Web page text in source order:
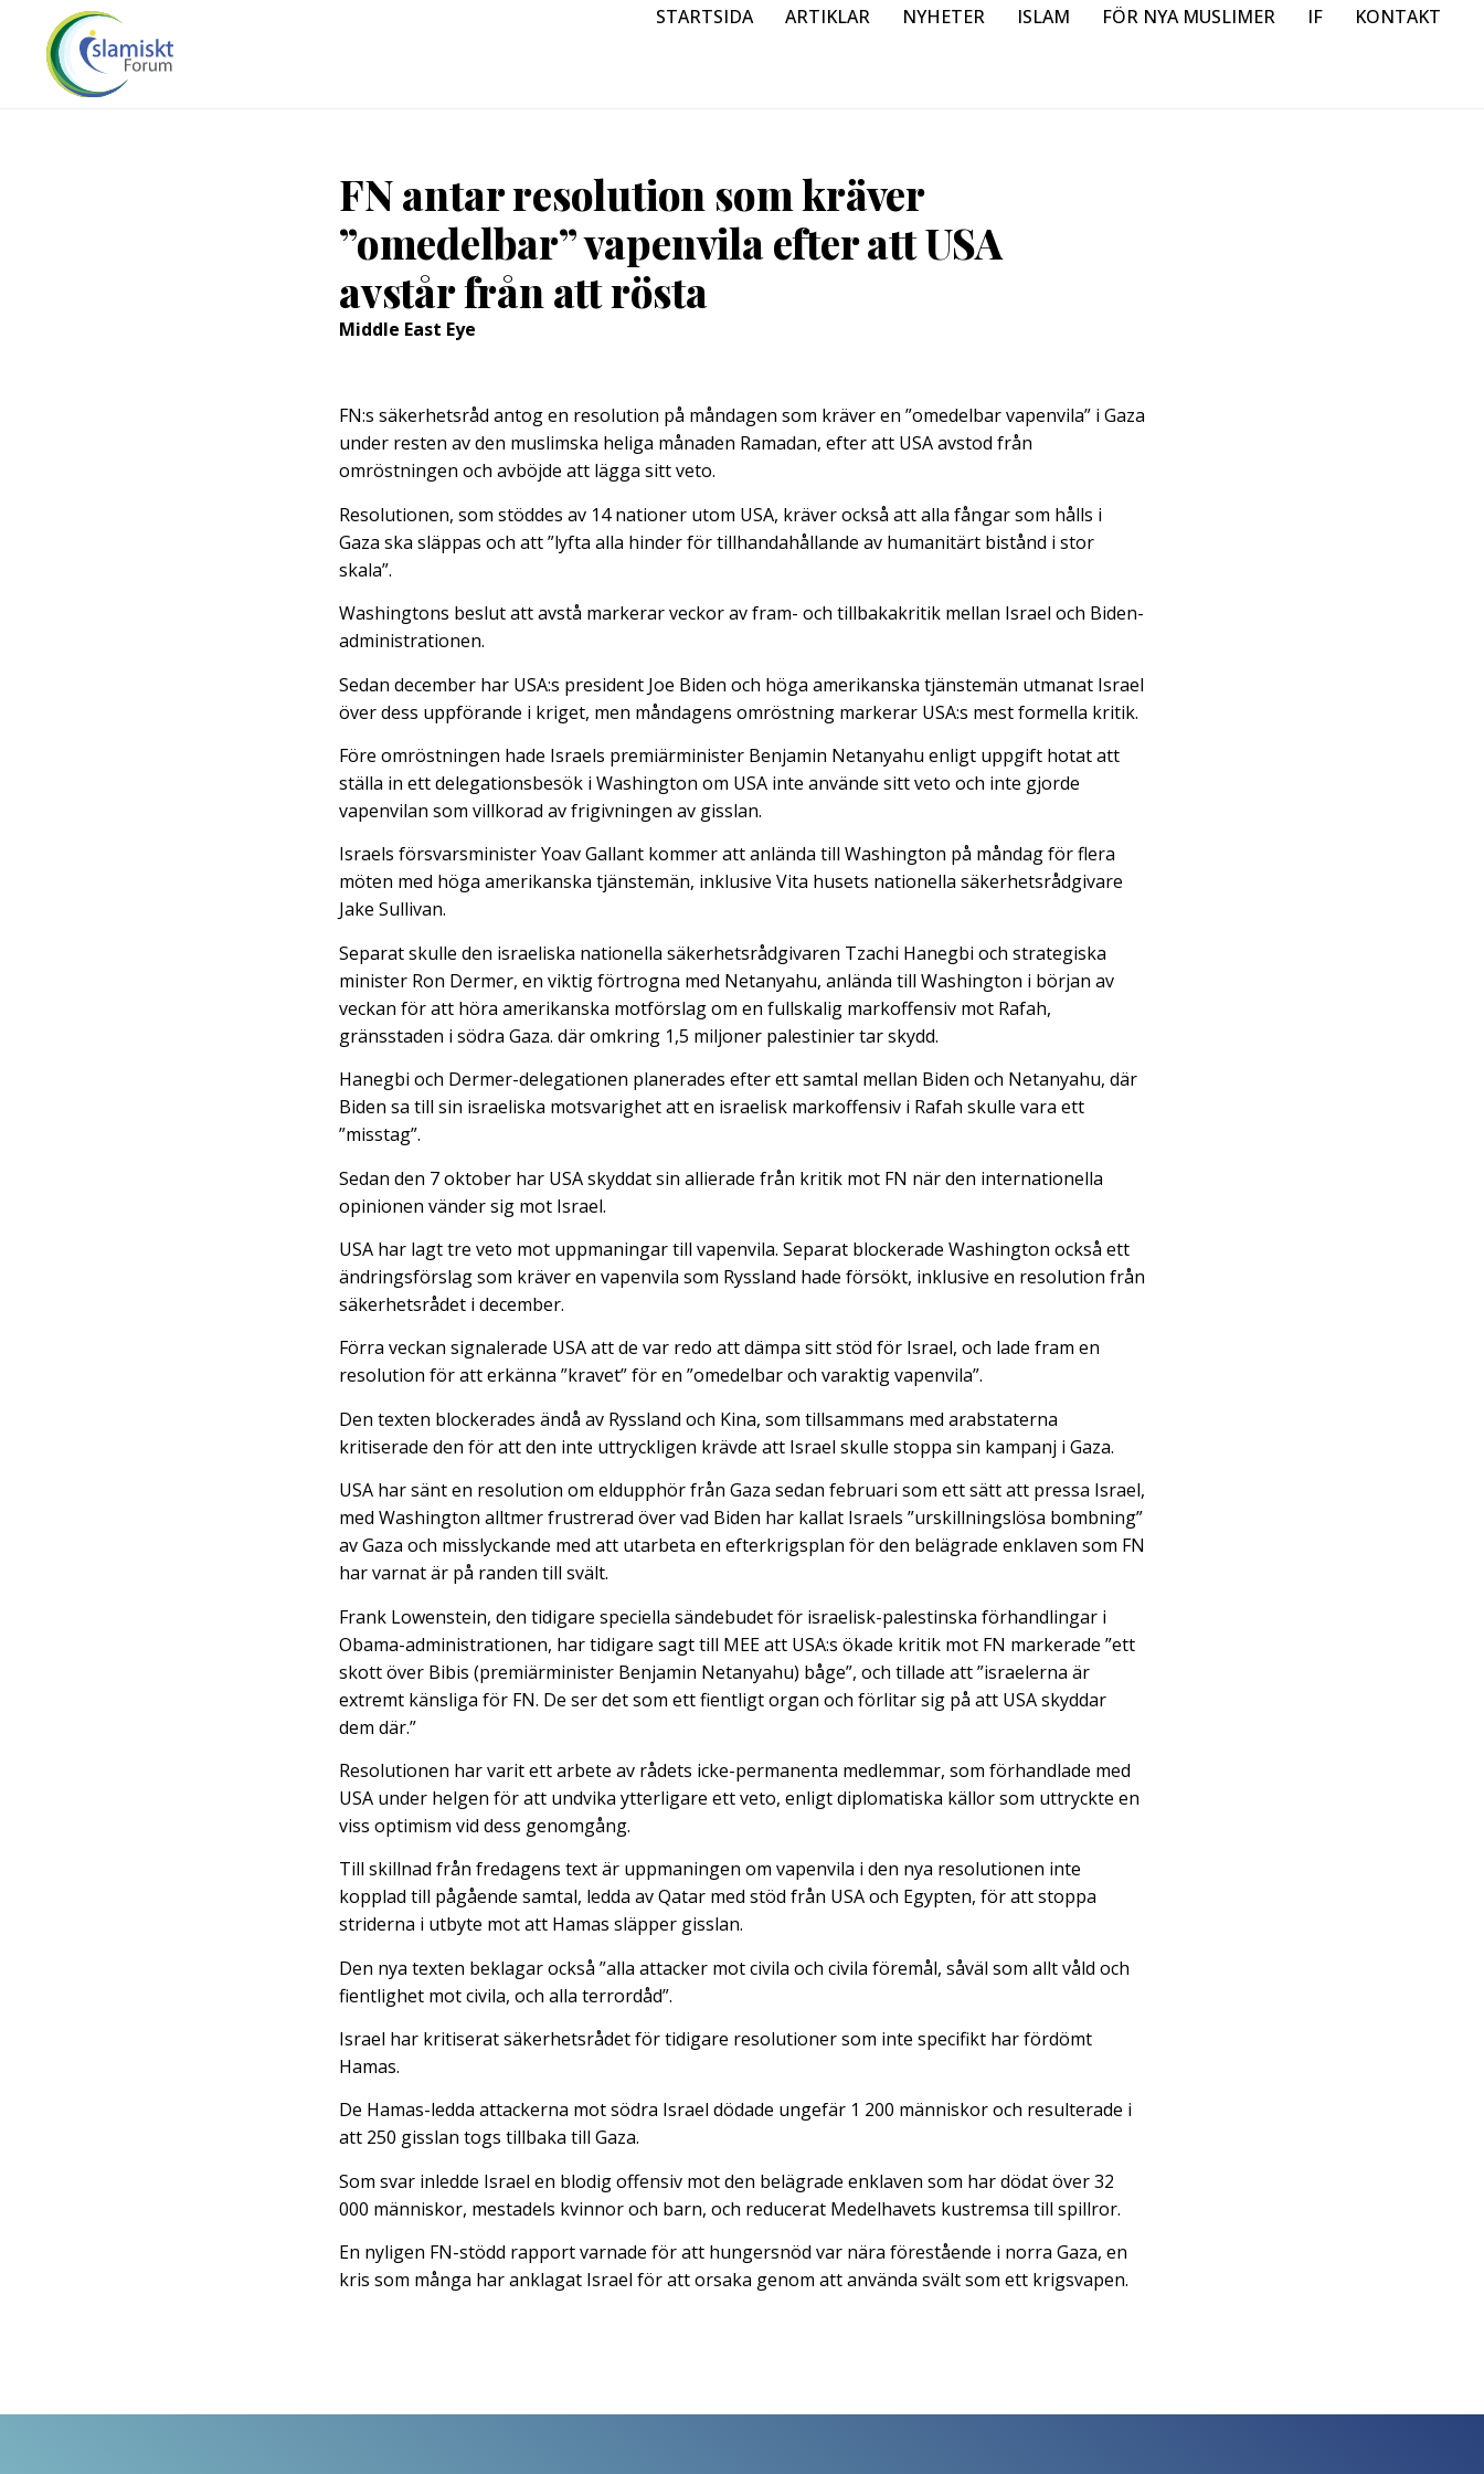
STARTSIDA ARTIKLAR NYHETER ISLAM FÖR NYA MUSLIMER IF KONTAKT
FN antar resolution som kräver
”omedelbar” vapenvila efter att USA
avstår från att rösta
Middle East Eye
FN:s säkerhetsråd antog en resolution på måndagen som kräver en ”omedelbar vapenvila” i Gaza
under resten av den muslimska heliga månaden Ramadan, efter att USA avstod från
omröstningen och avböjde att lägga sitt veto.
Resolutionen, som stöddes av 14 nationer utom USA, kräver också att alla fångar som hålls i
Gaza ska släppas och att ”lyfta alla hinder för tillhandahållande av humanitärt bistånd i stor
skala”.
Washingtons beslut att avstå markerar veckor av fram- och tillbakakritik mellan Israel och Biden-
administrationen.
Sedan december har USA:s president Joe Biden och höga amerikanska tjänstemän utmanat Israel
över dess uppförande i kriget, men måndagens omröstning markerar USA:s mest formella kritik.
Före omröstningen hade Israels premiärminister Benjamin Netanyahu enligt uppgift hotat att
ställa in ett delegationsbesök i Washington om USA inte använde sitt veto och inte gjorde
vapenvilan som villkorad av frigivningen av gisslan.
Israels försvarsminister Yoav Gallant kommer att anlända till Washington på måndag för flera
möten med höga amerikanska tjänstemän, inklusive Vita husets nationella säkerhetsrådgivare
Jake Sullivan.
Separat skulle den israeliska nationella säkerhetsrådgivaren Tzachi Hanegbi och strategiska
minister Ron Dermer, en viktig förtrogna med Netanyahu, anlända till Washington i början av
veckan för att höra amerikanska motförslag om en fullskalig markoffensiv mot Rafah,
gränsstaden i södra Gaza. där omkring 1,5 miljoner palestinier tar skydd.
Hanegbi och Dermer-delegationen planerades efter ett samtal mellan Biden och Netanyahu, där
Biden sa till sin israeliska motsvarighet att en israelisk markoffensiv i Rafah skulle vara ett
”misstag”.
Sedan den 7 oktober har USA skyddat sin allierade från kritik mot FN när den internationella
opinionen vänder sig mot Israel.
USA har lagt tre veto mot uppmaningar till vapenvila. Separat blockerade Washington också ett
ändringsförslag som kräver en vapenvila som Ryssland hade försökt, inklusive en resolution från
säkerhetsrådet i december.
Förra veckan signalerade USA att de var redo att dämpa sitt stöd för Israel, och lade fram en
resolution för att erkänna ”kravet” för en ”omedelbar och varaktig vapenvila”.
Den texten blockerades ändå av Ryssland och Kina, som tillsammans med arabstaterna
kritiserade den för att den inte uttryckligen krävde att Israel skulle stoppa sin kampanj i Gaza.
USA har sänt en resolution om eldupphör från Gaza sedan februari som ett sätt att pressa Israel,
med Washington alltmer frustrerad över vad Biden har kallat Israels ”urskillningslösa bombning”
av Gaza och misslyckande med att utarbeta en efterkrigsplan för den belägrade enklaven som FN
har varnat är på randen till svält.
Frank Lowenstein, den tidigare speciella sändebudet för israelisk-palestinska förhandlingar i
Obama-administrationen, har tidigare sagt till MEE att USA:s ökade kritik mot FN markerade ”ett
skott över Bibis (premiärminister Benjamin Netanyahu) båge”, och tillade att ”israelerna är
extremt känsliga för FN. De ser det som ett fientligt organ och förlitar sig på att USA skyddar
dem där.”
Resolutionen har varit ett arbete av rådets icke-permanenta medlemmar, som förhandlade med
USA under helgen för att undvika ytterligare ett veto, enligt diplomatiska källor som uttryckte en
viss optimism vid dess genomgång.
Till skillnad från fredagens text är uppmaningen om vapenvila i den nya resolutionen inte
kopplad till pågående samtal, ledda av Qatar med stöd från USA och Egypten, för att stoppa
striderna i utbyte mot att Hamas släpper gisslan.
Den nya texten beklagar också ”alla attacker mot civila och civila föremål, såväl som allt våld och
fientlighet mot civila, och alla terrordåd”.
Israel har kritiserat säkerhetsrådet för tidigare resolutioner som inte specifikt har fördömt
Hamas.
De Hamas-ledda attackerna mot södra Israel dödade ungefär 1 200 människor och resulterade i
att 250 gisslan togs tillbaka till Gaza.
Som svar inledde Israel en blodig offensiv mot den belägrade enklaven som har dödat över 32
000 människor, mestadels kvinnor och barn, och reducerat Medelhavets kustremsa till spillror.
En nyligen FN-stödd rapport varnade för att hungersnöd var nära förestående i norra Gaza, en
kris som många har anklagat Israel för att orsaka genom att använda svält som ett krigsvapen.